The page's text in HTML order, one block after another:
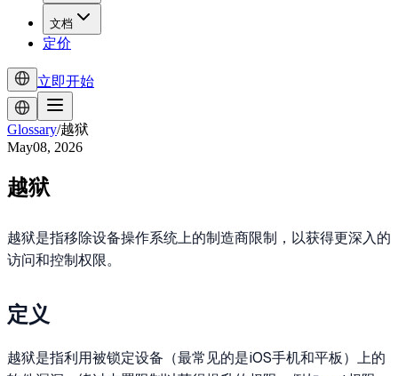
文档
定价
立即开始
Glossary/越狱
May08, 2026
越狱
越狱是指移除设备操作系统上的制造商限制，以获得更深入的
访问和控制权限。
定义
越狱是指利用被锁定设备（最常见的是iOS手机和平板）上的